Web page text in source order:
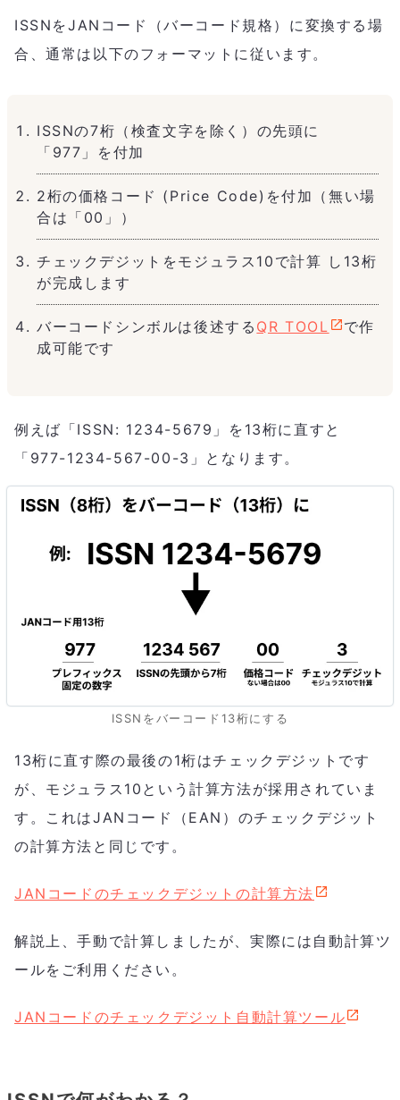
ISSNをJANコード（バーコード規格）に変換する場
合、通常は以下のフォーマットに従います。
ISSNの7桁（検査文字を除く）の先頭に
「977」を付加
2桁の価格コード (Price Code)を付加（無い場
合は「00」）
チェックデジットをモジュラス10で計算 し13桁
が完成します
バーコードシンボルは後述する QR TOOL
で作
成可能です
例えば「ISSN: 1234-5679」を13桁に直すと
「977-1234-567-00-3」となります。
ISSNをバーコード13桁にする
13桁に直す際の最後の1桁はチェックデジットです
が、モジュラス10という計算方法が採用されていま
す。これはJANコード（EAN）のチェックデジット
の計算方法と同じです。
JANコードのチェックデジットの計算方法
解説上、手動で計算しましたが、実際には自動計算ツ
ールをご利用ください。
JANコードのチェックデジット自動計算ツール